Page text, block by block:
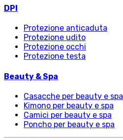
DPI
Protezione anticaduta
Protezione udito
Protezione occhi
Protezione testa
Beauty & Spa
Casacche per beauty e spa
Kimono per beauty e spa
Camici per beauty e spa
Poncho per beauty e spa